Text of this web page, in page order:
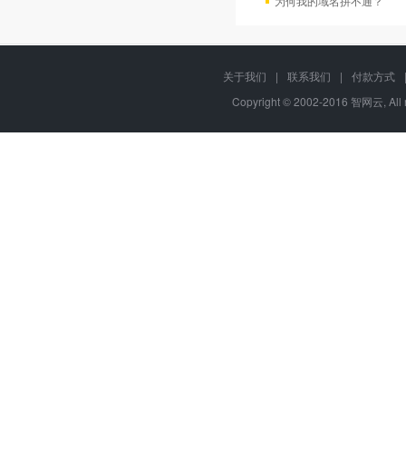
关于我们 | 联系我们 | 付款方式
|
Copyright © 2002-2016 智网云,